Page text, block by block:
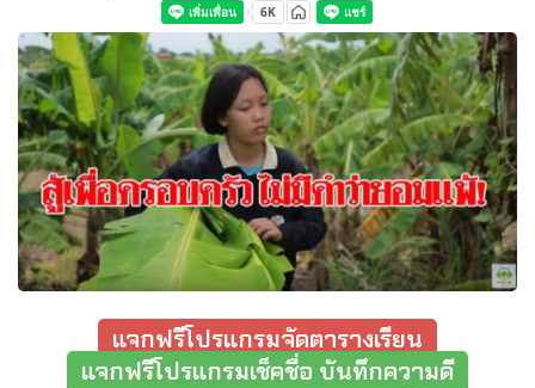
แจกฟรีโปรแกรมจัดตารางเรียน
แจกฟรีโปรแกรมเช็คชื่อ บันทึกความดี